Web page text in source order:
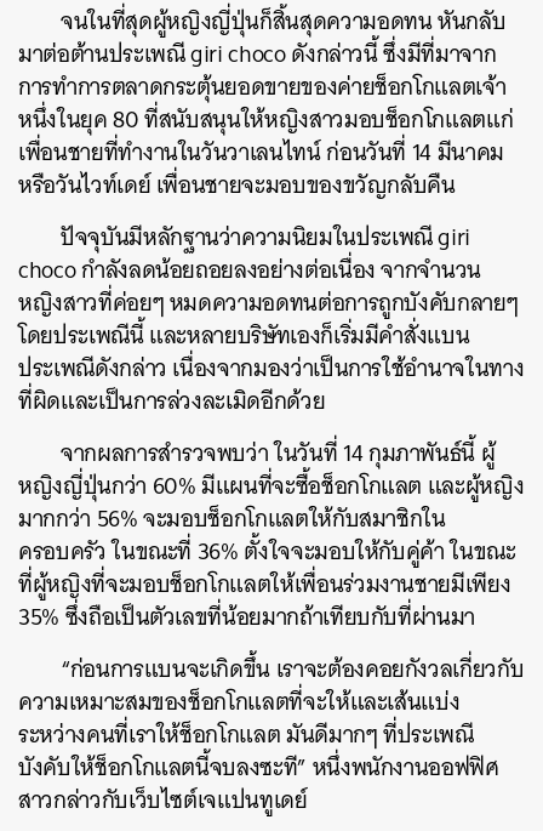
จนในที่สุดผู้หญิงญี่ปุ่นก็สิ้นสุดความอดทน หันกลับ
มาต่อต้านประเพณี giri choco ดังกล่าวนี้ ซึ่งมีที่มาจาก
การทำการตลาดกระตุ้นยอดขายของค่ายช็อกโกแลตเจ้า
หนึ่งในยุค 80 ที่สนับสนุนให้หญิงสาวมอบช็อกโกแลตแก่
เพื่อนชายที่ทำงานในวันวาเลนไทน์ ก่อนวันที่ 14 มีนาคม
หรือวันไวท์เดย์ เพื่อนชายจะมอบของขวัญกลับคืน
ปัจจุบันมีหลักฐานว่าความนิยมในประเพณี giri
choco กำลังลดน้อยถอยลงอย่างต่อเนื่อง จากจำนวน
หญิงสาวที่ค่อยๆ หมดความอดทนต่อการถูกบังคับกลายๆ
โดยประเพณีนี้ และหลายบริษัทเองก็เริ่มมีคำสั่งแบน
ประเพณีดังกล่าว เนื่องจากมองว่าเป็นการใช้อำนาจในทาง
ที่ผิดและเป็นการล่วงละเมิดอีกด้วย
จากผลการสำรวจพบว่า ในวันที่ 14 กุมภาพันธ์นี้ ผู้
หญิงญี่ปุ่นกว่า 60% มีแผนที่จะซื้อช็อกโกแลต และผู้หญิง
มากกว่า 56% จะมอบช็อกโกแลตให้กับสมาชิกใน
ครอบครัว ในขณะที่ 36% ตั้งใจจะมอบให้กับคู่ค้า ในขณะ
ที่ผู้หญิงที่จะมอบช็อกโกแลตให้เพื่อนร่วมงานชายมีเพียง
35% ซึ่งถือเป็นตัวเลขที่น้อยมากถ้าเทียบกับที่ผ่านมา
“ก่อนการแบนจะเกิดขึ้น เราจะต้องคอยกังวลเกี่ยวกับ
ความเหมาะสมของช็อกโกแลตที่จะให้และเส้นแบ่ง
ระหว่างคนที่เราให้ช็อกโกแลต มันดีมากๆ ที่ประเพณี
บังคับให้ช็อกโกแลตนี้จบลงซะที” หนึ่งพนักงานออฟฟิศ
สาวกล่าวกับเว็บไซต์เจแปนทูเดย์